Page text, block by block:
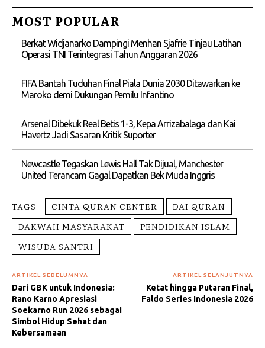
MOST POPULAR
Berkat Widjanarko Dampingi Menhan Sjafrie Tinjau Latihan
Operasi TNI Terintegrasi Tahun Anggaran 2026
FIFA Bantah Tuduhan Final Piala Dunia 2030 Ditawarkan ke
Maroko demi Dukungan Pemilu Infantino
Arsenal Dibekuk Real Betis 1-3, Kepa Arrizabalaga dan Kai
Havertz Jadi Sasaran Kritik Suporter
Newcastle Tegaskan Lewis Hall Tak Dijual, Manchester
United Terancam Gagal Dapatkan Bek Muda Inggris
TAGS CINTA QURAN CENTER
DAI QURAN
DAKWAH MASYARAKAT
PENDIDIKAN ISLAM
WISUDA SANTRI
ARTIKEL SEBELUMNYA
Dari GBK untuk Indonesia:
Rano Karno Apresiasi
Soekarno Run 2026 sebagai
Simbol Hidup Sehat dan
Kebersamaan
ARTIKEL SELANJUTNYA
Ketat hingga Putaran Final,
Faldo Series Indonesia 2026